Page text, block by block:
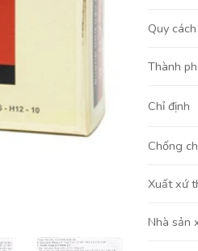
Quy cách
Thành
Chỉ định
Chống
Xuất xứ
Nhà sản